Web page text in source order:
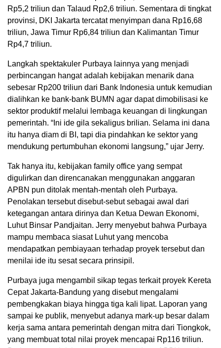
Rp5,2 triliun dan Talaud Rp2,6 triliun. Sementara di tingkat
provinsi, DKI Jakarta tercatat menyimpan dana Rp16,68
triliun, Jawa Timur Rp6,84 triliun dan Kalimantan Timur
Rp4,7 triliun.
Langkah spektakuler Purbaya lainnya yang menjadi
perbincangan hangat adalah kebijakan menarik dana
sebesar Rp200 triliun dari Bank Indonesia untuk kemudian
dialihkan ke bank-bank BUMN agar dapat dimobilisasi ke
sektor produktif melalui lembaga keuangan di lingkungan
pemerintah. “Ini ide gila sekaligus brilian. Selama ini dana
itu hanya diam di BI, tapi dia pindahkan ke sektor yang
mendukung pertumbuhan ekonomi langsung,” ujar Jerry.
Tak hanya itu, kebijakan family office yang sempat
digulirkan dan direncanakan menggunakan anggaran
APBN pun ditolak mentah-mentah oleh Purbaya.
Penolakan tersebut disebut-sebut sebagai awal dari
ketegangan antara dirinya dan Ketua Dewan Ekonomi,
Luhut Binsar Pandjaitan. Jerry menyebut bahwa Purbaya
mampu membaca siasat Luhut yang mencoba
mendapatkan pembiayaan terhadap proyek tersebut dan
menilai ide itu sesat secara prinsipil.
Purbaya juga mengambil sikap tegas terkait proyek Kereta
Cepat Jakarta-Bandung yang disebut mengalami
pembengkakan biaya hingga tiga kali lipat. Laporan yang
sampai ke publik, menyebut adanya mark-up besar dalam
kerja sama antara pemerintah dengan mitra dari Tiongkok,
yang membuat total nilai proyek mencapai Rp116 triliun.